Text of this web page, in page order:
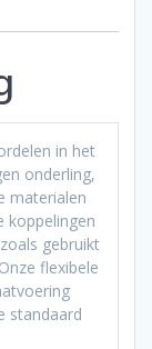
in het
onderling,
materialen
koppelingen
gebruikt
flexibele
standaard